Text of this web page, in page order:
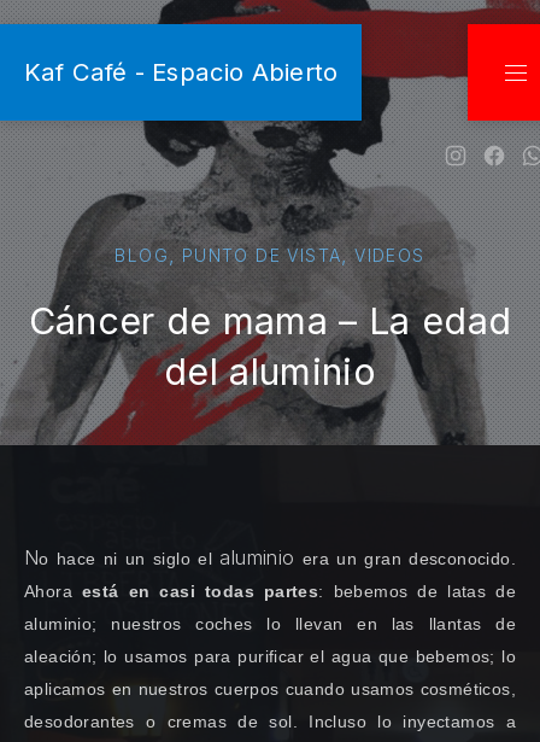
Kaf Café - Espacio Abierto
NewNew
BLOG, PUNTO DE VISTA,VIDEOS
Cáncer de mama – La edad
del aluminio
No hace ni un siglo el aluminio era un gran desconocido.
Ahora está en casi todas partes: bebemos de latas de
aluminio; nuestros coches lo llevan en las llantas de
aleación; lo usamos para purificar el agua que bebemos; lo
aplicamos en nuestros cuerpos cuando usamos cosméticos,
desodorantes o cremas de sol. Incluso lo inyectamos a